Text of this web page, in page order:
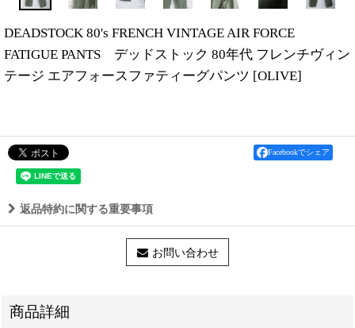
DEADSTOCK 80's FRENCH VINTAGE AIR FORCE
FATIGUE PANTS デッドストック 80年代 フレンチヴィン
テージ エアフォースファティーグパンツ [OLIVE]
Facebookでシェア
返品特約に関する重要事項
お問い合わせ
商品詳細